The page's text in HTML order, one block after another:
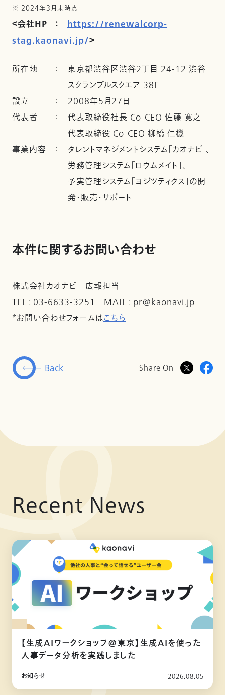
※ 2024年3月末時点
＜会社HP ： https://renewalcorp-
stag.kaonavi.jp/＞
所在地 ： 東京都渋谷区渋谷2丁目 24-12 渋谷
スクランブルスクエア 38F
設立
： 2008年5月27日
代表者
： 代表取締役社長 Co-CEO 佐藤 寛之
代表取締役 Co-CEO 柳橋 仁機
事業内容 ： タレントマネジメントシステム「カオナビ」、
労務管理システム「ロウムメイト」、
予実管理システム「ヨジツティクス」の開
発・販売・サポート
本件に関するお問い合わせ
株式会社カオナビ 広報担当
TEL : 03-6633-3251 MAIL : pr@kaonavi.jp
*お問い合わせフォームはこちら
Back Share On
Recent News
【生成AIワークショップ@東京】生成AIを使った
人事データ分析を実践しました
お知らせ 2026.08.05